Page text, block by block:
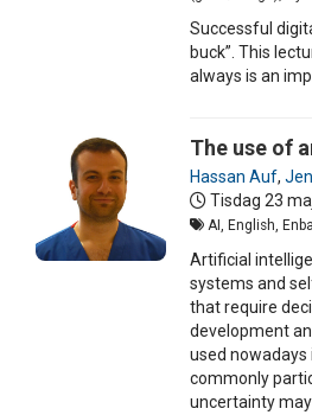
Successful
buck”. This
always is an
The use of
Hassan Auf,
Tisdag 23
AI, English,
Artificial
systems and
that require
development
used
commonly
uncertainty